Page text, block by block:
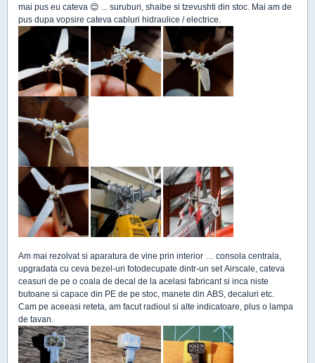
mai pus eu cateva 😊 ... suruburi, shaibe si tzevushti din stoc. Mai am de
pus dupa vopsire cateva cabluri hidraulice / electrice.
Am mai rezolvat si aparatura de vine prin interior … consola centrala,
upgradata cu ceva bezel-uri fotodecupate dintr-un set Airscale, cateva
ceasuri de pe o coala de decal de la acelasi fabricant si inca niste
butoane si capace din PE de pe stoc, manete din ABS, decaluri etc.
Cam pe aceeasi reteta, am facut radioul si alte indicatoare, plus o lampa
de tavan.